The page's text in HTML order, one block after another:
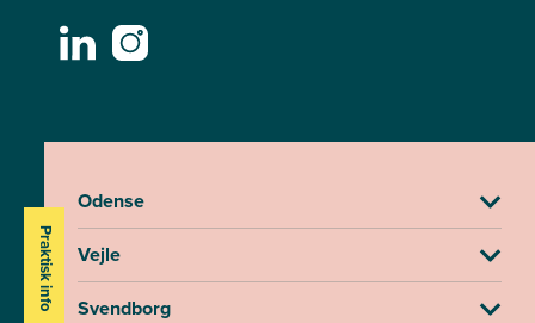
Praktisk info
Odense
Vejle
Svendborg